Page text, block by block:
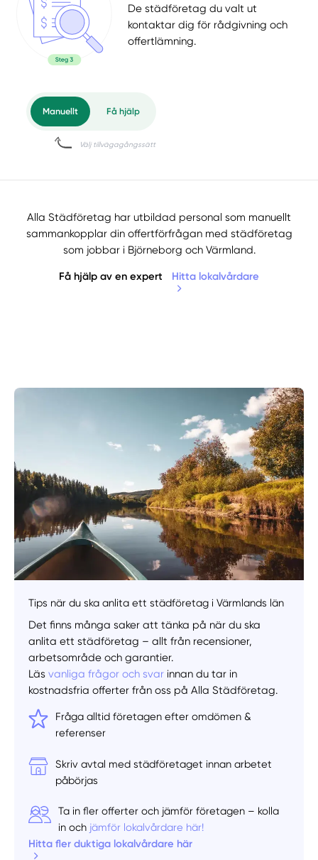
De städföretag du valt ut
kontaktar dig för rådgivning och
offertlämning.
Välj tillvägagångssätt
Alla Städföretag har utbildad personal som manuellt
sammankopplar din offertförfrågan med städföretag
som jobbar i Björneborg och Värmland.
Få hjälp av en expert Hitta lokalvårdare
Tips när du ska anlita ett städföretag i Värmlands län
Det finns många saker att tänka på när du ska
anlita ett städföretag – allt från recensioner,
arbetsområde och garantier.
Läsvanliga frågor och svar innan du tar in
kostnadsfria offerter från oss på Alla Städföretag.
Fråga alltid företagen efter omdömen &
referenser
Skriv avtal med städföretaget innan arbetet
påbörjas
Ta in fler offerter och jämför företagen – kolla
in och jämför lokalvårdare här!
Hitta fler duktiga lokalvårdare här